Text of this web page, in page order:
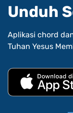
Unduh
Aplikasi chord
Tuhan Yesus